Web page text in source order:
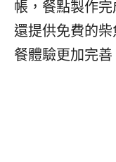
帳，餐點製作
還提供免費的
餐體驗更加完善